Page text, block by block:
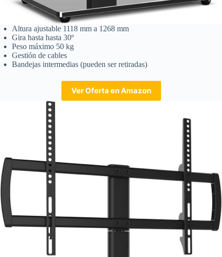
Altura ajustable 1118 mm a 1268 mm
Gira hasta hasta 30º
Peso máximo 50 kg
Gestión de cables
Bandejas intermedias (pueden ser retiradas)
Ver Oferta en Amazon